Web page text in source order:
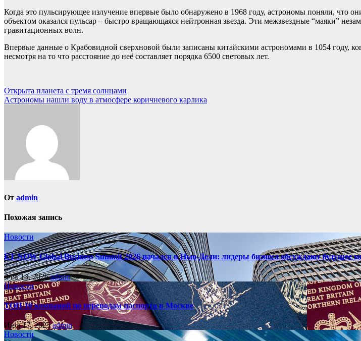
Когда это пульсирующее излучение впервые было обнаружено в 1968 году, астрономы поняли, что
объектом оказался пульсар – быстро вращающаяся нейтронная звезда. Эти межзвездные “маяки”
гравитационных волн.
Впервые данные о Крабовидной сверхновой были записаны китайскими астрономами в 1054 году,
несмотря на то что расстояние до неё составляет порядка 6500 световых лет.
Навигация
по
Открыта планета с тремя солнцами
Астрономы нашли воду в атмосфере коричневого карлика
От admin
Похожая запись
Новости
ET NOW Global Business Summit 2026 начался в Нью‑Дели: лидеры бизнеса обсуждают будущее
Фев 13, 2026admin
Новости
ТОП-10 компаний по переводам паспорта в Москве
Июл 17, 2025admin
Новости